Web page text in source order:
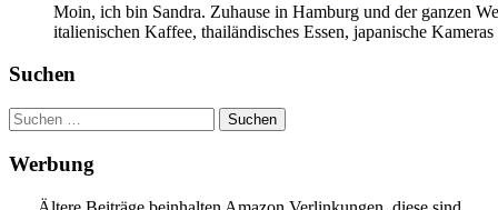
Moin, ich bin Sandra. Zuhause in Hamburg und der ganzen
italienischen Kaffee, thailändisches Essen, japanische
Suchen
Suchen
nach:
Werbung